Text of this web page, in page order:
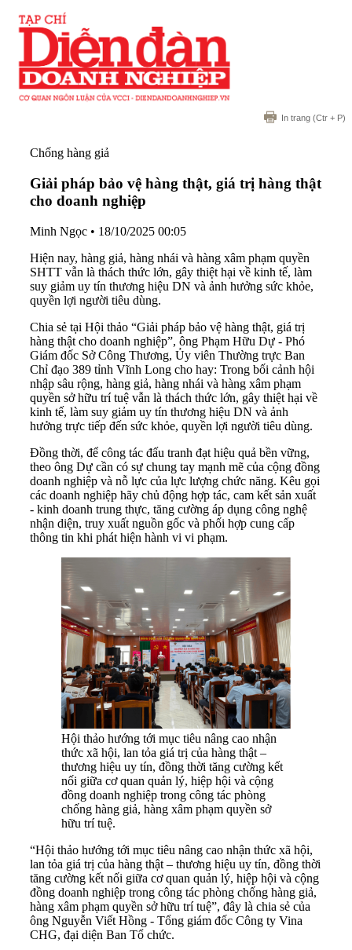
In trang (Ctr + P)
Chống hàng giả
Giải pháp bảo vệ hàng thật, giá trị hàng thật
cho doanh nghiệp
Minh Ngọc • 18/10/2025 00:05
Hiện nay, hàng giả, hàng nhái và hàng xâm phạm quyền
SHTT vẫn là thách thức lớn, gây thiệt hại về kinh tế, làm
suy giảm uy tín thương hiệu DN và ảnh hưởng sức khỏe,
quyền lợi người tiêu dùng.
Chia sẻ tại Hội thảo “Giải pháp bảo vệ hàng thật, giá trị
hàng thật cho doanh nghiệp”, ông Phạm Hữu Dự - Phó
Giám đốc Sở Công Thương, Ủy viên Thường trực Ban
Chỉ đạo 389 tỉnh Vĩnh Long cho hay: Trong bối cảnh hội
nhập sâu rộng, hàng giả, hàng nhái và hàng xâm phạm
quyền sở hữu trí tuệ vẫn là thách thức lớn, gây thiệt hại về
kinh tế, làm suy giảm uy tín thương hiệu DN và ảnh
hưởng trực tiếp đến sức khỏe, quyền lợi người tiêu dùng.
Đồng thời, để công tác đấu tranh đạt hiệu quả bền vững,
theo ông Dự cần có sự chung tay mạnh mẽ của cộng đồng
doanh nghiệp và nỗ lực của lực lượng chức năng. Kêu gọi
các doanh nghiệp hãy chủ động hợp tác, cam kết sản xuất
- kinh doanh trung thực, tăng cường áp dụng công nghệ
nhận diện, truy xuất nguồn gốc và phối hợp cung cấp
thông tin khi phát hiện hành vi vi phạm.
Hội thảo hướng tới mục tiêu nâng cao nhận
thức xã hội, lan tỏa giá trị của hàng thật –
thương hiệu uy tín, đồng thời tăng cường kết
nối giữa cơ quan quản lý, hiệp hội và cộng
đồng doanh nghiệp trong công tác phòng
chống hàng giả, hàng xâm phạm quyền sở
hữu trí tuệ.
“Hội thảo hướng tới mục tiêu nâng cao nhận thức xã hội,
lan tỏa giá trị của hàng thật – thương hiệu uy tín, đồng thời
tăng cường kết nối giữa cơ quan quản lý, hiệp hội và cộng
đồng doanh nghiệp trong công tác phòng chống hàng giả,
hàng xâm phạm quyền sở hữu trí tuệ”, đây là chia sẻ của
ông Nguyễn Viết Hồng - Tổng giám đốc Công ty Vina
CHG, đại diện Ban Tổ chức.